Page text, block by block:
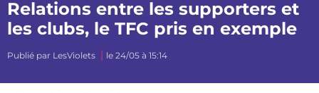
Relations entre les supporters et
les clubs, le TFC pris en exemple
Publié par LesViolets le 24/05 à 15:14